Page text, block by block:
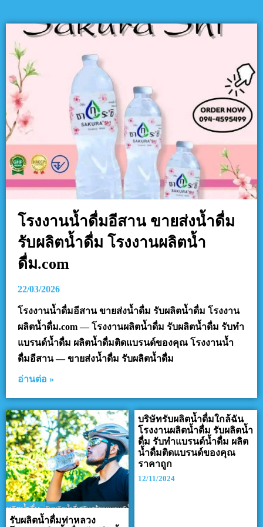
โรงงานน้ำดื่มอีสาน ขายส่งน้ำดื่ม
รับผลิตน้ำดื่ม โรงงานผลิตน้ำ
ดื่ม.com
22/03/2026
โรงงานน้ำดื่มอีสาน ขายส่งน้ำดื่ม รับผลิตน้ำดื่ม โรงงาน
ผลิตน้ำดื่ม.com — โรงงานผลิตน้ำดื่ม รับผลิตน้ำดื่ม รับทำ
แบรนด์น้ำดื่ม ผลิตน้ำดื่มติดแบรนด์ของคุณ โรงงานน้ำ
ดื่มอีสาน — ขายส่งน้ำดื่ม รับผลิตน้ำดื่ม
อ่านต่อ »
รับผลิตน้ำดื่มท่าหลวง
บริษัทรับผลิตน้ำดื่มใกล้ฉัน
โรงงานผลิตน้ำดื่ม รับผลิตน้ำ
ดื่ม รับทำแบรนด์น้ำดื่ม ผลิต
น้ำดื่มติดแบรนด์ของคุณ
ราคาถูก
12/11/2024